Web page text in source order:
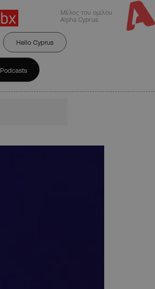
Μέλος του ομίλου
Alpha Cyprus
Hello Cyprus
Podcasts